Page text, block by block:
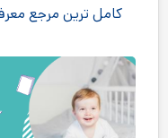
کامل ترین مرجع